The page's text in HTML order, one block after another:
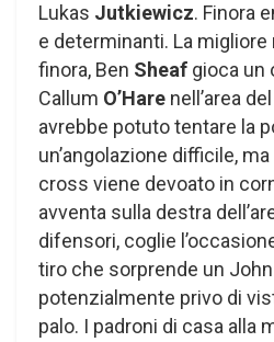
Lukas Jutkiewicz. Finora
e determinanti. La migliore
finora, Ben Sheaf gioca un
Callum O’Hare nell’area del
avrebbe potuto tentare la
un’angolazione difficile,
cross viene devoato in
avventa sulla destra
difensori, coglie
tiro che sorprende un John
potenzialmente privo di
palo. I padroni di casa alla